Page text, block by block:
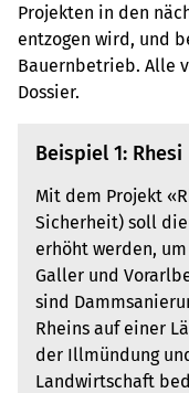
Projekten in den
entzogen wird, und
Bauern­betrieb. Alle
Dossier.
Beispiel 1: Rhesi
Mit dem Projekt
Sicherheit) soll
erhöht werden,
Galler und
sind
Rheins auf einer
der Illmündung
Landwirtschaft